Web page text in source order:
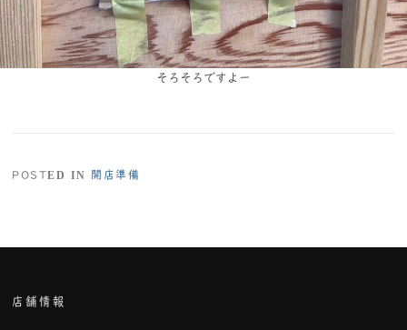
そろそろですよー
POSTED IN 開店準備
店舗情報